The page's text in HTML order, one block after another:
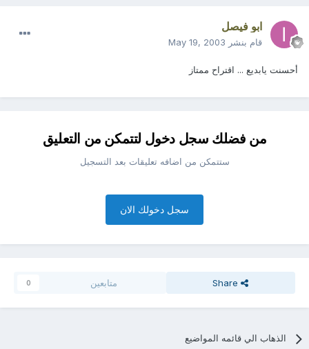
ابو فيصل
قام بنشر May 19, 2003
أحسنت يابديع ... اقتراح ممتاز
من فضلك سجل دخول لتتمكن من التعليق
ستتمكن من اضافه تعليقات بعد التسجيل
سجل دخولك الان
Share متابعين 0
الذهاب الي قائمه المواضيع